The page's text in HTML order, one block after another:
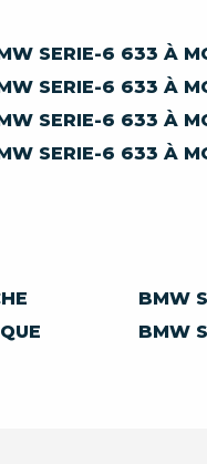
SERIE-6 633 À
SERIE-6 633 À
SERIE-6 633 À
SERIE-6 633 À
BMW
BMW